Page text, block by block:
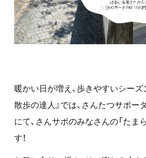
暖かい日が増え、歩きやすいシー
散歩の達人』では、さんたつサポー
にて、さんサポのみなさんの「たま
す！